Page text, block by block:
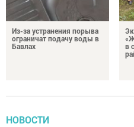
Из-за устранения порыва
ограничат подачу воды в
Бавлах
в
НОВОСТИ